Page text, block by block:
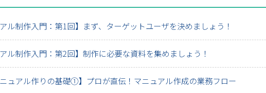
アル制作入門：第1回】まず、ターゲットユーザを決めましょう！
アル制作入門：第2回】制作に必要な資料を集めましょう！
ニュアル作りの基礎①】プロが直伝！マニュアル作成の業務フロー